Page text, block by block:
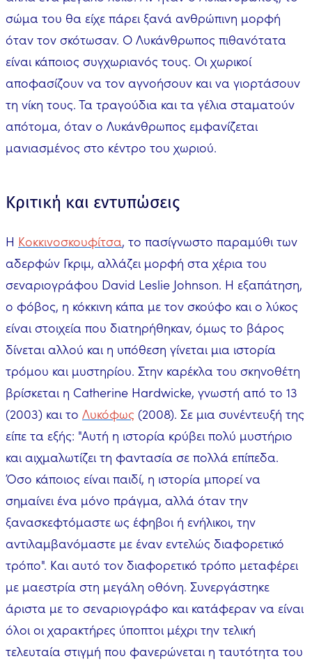
σώμα του θα είχε πάρει ξανά ανθρώπινη μορφή
όταν τον σκότωσαν. Ο Λυκάνθρωπος πιθανότατα
είναι κάποιος συγχωριανός τους. Οι χωρικοί
αποφασίζουν να τον αγνοήσουν και να γιορτάσουν
τη νίκη τους. Τα τραγούδια και τα γέλια σταματούν
απότομα, όταν ο Λυκάνθρωπος εμφανίζεται
μανιασμένος στο κέντρο του χωριού.
Κριτική και εντυπώσεις
Η Κοκκινοσκουφίτσα, το πασίγνωστο παραμύθι των
αδερφών Γκριμ, αλλάζει μορφή στα χέρια του
σεναριογράφου David Leslie Johnson. Η εξαπάτηση,
ο φόβος, η κόκκινη κάπα με τον σκούφο και ο λύκος
είναι στοιχεία που διατηρήθηκαν, όμως το βάρος
δίνεται αλλού και η υπόθεση γίνεται μια ιστορία
τρόμου και μυστηρίου. Στην καρέκλα του σκηνοθέτη
βρίσκεται η Catherine Hardwicke, γνωστή από το 13
(2003) και το Λυκόφως (2008). Σε μια συνέντευξή της
είπε τα εξής: "Αυτή η ιστορία κρύβει πολύ μυστήριο
και αιχμαλωτίζει τη φαντασία σε πολλά επίπεδα.
Όσο κάποιος είναι παιδί, η ιστορία μπορεί να
σημαίνει ένα μόνο πράγμα, αλλά όταν την
ξανασκεφτόμαστε ως έφηβοι ή ενήλικοι, την
αντιλαμβανόμαστε με έναν εντελώς διαφορετικό
τρόπο". Και αυτό τον διαφορετικό τρόπο μεταφέρει
με μαεστρία στη μεγάλη οθόνη. Συνεργάστηκε
άριστα με το σεναριογράφο και κατάφεραν να είναι
όλοι οι χαρακτήρες ύποπτοι μέχρι την τελική
τελευταία στιγμή που φανερώνεται η ταυτότητα του